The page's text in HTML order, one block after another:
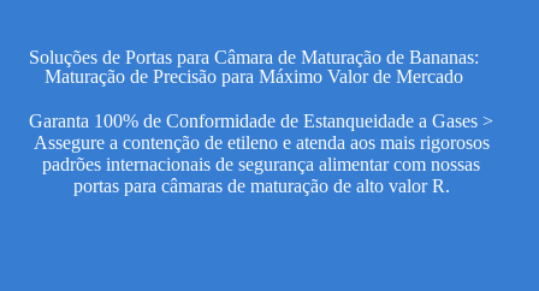
Soluções de Portas para Câmara de Maturação de Bananas:
Maturação de Precisão para Máximo Valor de Mercado
Garanta 100% de Conformidade de Estanqueidade a Gases >
Assegure a contenção de etileno e atenda aos mais rigorosos
padrões internacionais de segurança alimentar com nossas
portas para câmaras de maturação de alto valor R.